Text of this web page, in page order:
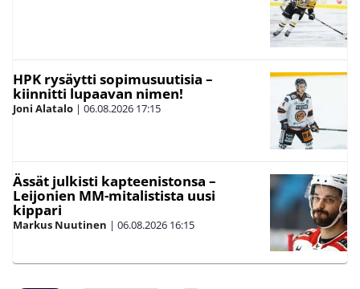
HPK rysäytti sopimusuutisia –
kiinnitti lupaavan nimen!
Joni Alatalo | 06.08.2026 17:15
Ässät julkisti kapteenistonsa –
Leijonien MM-mitalistista uusi
kippari
Markus Nuutinen | 06.08.2026 16:15